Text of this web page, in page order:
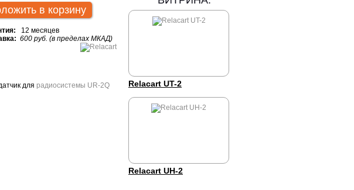
в корзину
12 месяцев
600 руб. (в пределах МКАД)
для радиосистемы UR-2Q Relacart UT-2
Relacart UH-2